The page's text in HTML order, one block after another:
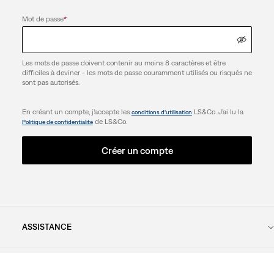
Mot de passe*
Les mots de passe doivent contenir au moins 8 caractères et être
difficiles à deviner - les mots de passe couramment utilisés ou risqués ne
sont pas autorisés.
En créant un compte, j’accepte les conditions d’utilisation LS&Co. J’ai lu la
Politique de confidentialitéde LS&Co.
Créer un compte
ASSISTANCE